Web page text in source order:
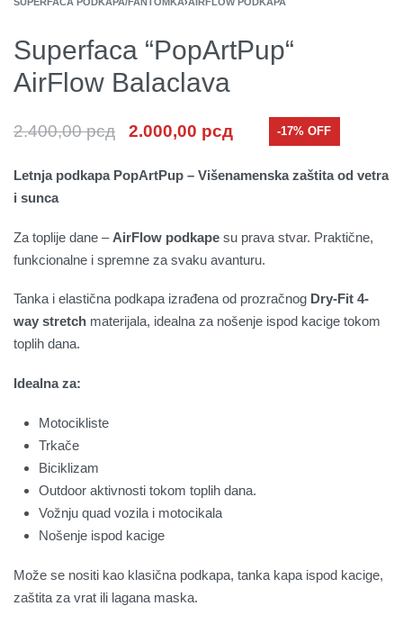
Superfaca “PopArtPup“
AirFlow Balaclava
2.400,00рсд 2.000,00 рсд -17% OFF
Letnja podkapa PopArtPup – Višenamenska zaštita od vetra
i sunca
Za toplije dane – AirFlow podkape su prava stvar. Praktične,
funkcionalne i spremne za svaku avanturu.
Tanka i elastična podkapa izrađena od prozračnog Dry-Fit 4-
way stretch materijala, idealna za nošenje ispod kacige tokom
toplih dana.
Idealna za:
Motocikliste
Trkače
Biciklizam
Outdoor aktivnosti tokom toplih dana.
Vožnju quad vozila i motocikala
Nošenje ispod kacige
Može se nositi kao klasična podkapa, tanka kapa ispod kacige,
zaštita za vrat ili lagana maska.